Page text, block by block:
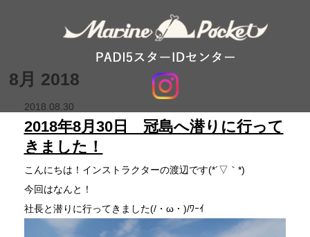
8月 2018
2018.08.30
2018年8月30日 冠島へ潜りに行って
きました！
こんにちは！インストラクターの渡辺です(*´▽｀*)
今回はなんと！
社長と潜りに行ってきました(/・ω・)/ﾜｰｲ